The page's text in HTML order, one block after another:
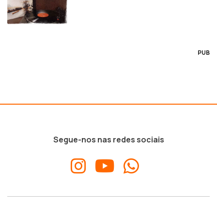
PUB
Segue-nos nas redes sociais